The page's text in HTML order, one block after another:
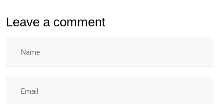
Leave a comment